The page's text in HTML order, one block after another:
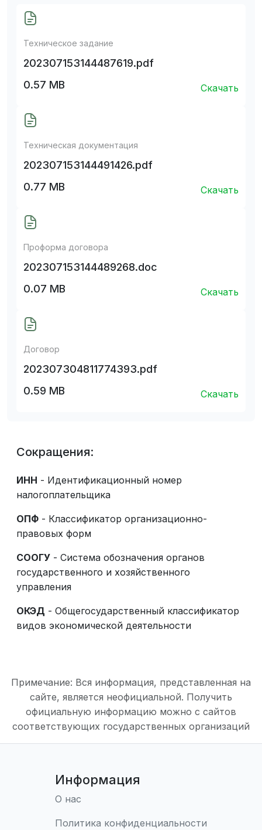
Техническое задание
202307153144487619.pdf
0.57 MB
Скачать
Техническая документация
202307153144491426.pdf
0.77 MB
Скачать
Проформа договора
202307153144489268.doc
0.07 MB
Скачать
Договор
202307304811774393.pdf
0.59 MB
Скачать
Сокращения:
ИНН - Идентификационный номер
налогоплательщика
ОПФ - Классификатор организационно-
правовых форм
СООГУ - Система обозначения органов
государственного и хозяйственного
управления
ОКЭД - Общегосударственный классификатор
видов экономической деятельности
Примечание: Вся информация, представленная на
сайте, является неофициальной. Получить
официальную информацию можно с сайтов
соответствующих государственных организаций
Информация
О нас
Политика конфиденциальности